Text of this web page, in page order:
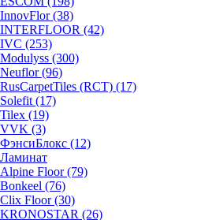
InnovFlor (38)
INTERFLOOR (42)
IVC (253)
Modulyss (300)
Neuflor (96)
RusCarpetTiles (RCT) (17)
Solefit (17)
Tilex (19)
VVK (3)
ФэнсиБлокс (12)
Ламинат
Alpine Floor (79)
Bonkeel (76)
Clix Floor (30)
KRONOSTAR (26)